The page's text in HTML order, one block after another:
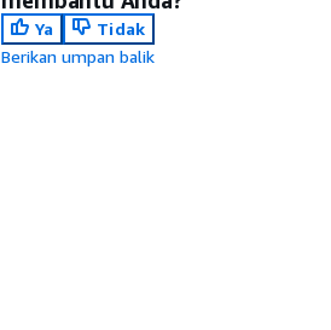
Ya
Tidak
Berikan umpan balik